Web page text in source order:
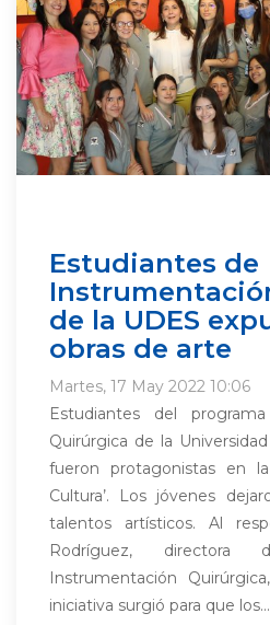
Estudiantes de
de la UDES
obras de arte
Martes, 17 May 2022 10:06
Estudiantes del
Quirúrgica de la
fueron protagonistas en
Cultura’. Los jóvenes
talentos artísticos. Al
Rodríguez, directora
Instrumentación
iniciativa surgió para que los...